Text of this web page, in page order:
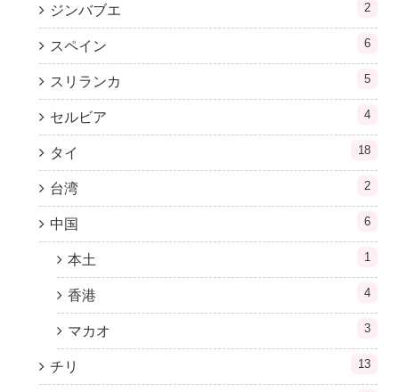
ジンバブエ 2
スペイン 6
スリランカ 5
セルビア 4
タイ 18
台湾 2
中国 6
本土 1
香港 4
マカオ 3
チリ 13